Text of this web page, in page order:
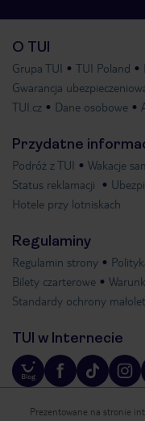
O TUI
Grupa TUI TUI Poland
Gwarancja
TUI.cz
Dane osobowe
Przydatne
Podróż z TUI Wakacje
Status reklamacji
Hotele przy lotniskach
Regulaminy
Regulamin strony
Bilety czarterowe
Standardy ochrony
TUI w Internecie
Prezentowane na stronie